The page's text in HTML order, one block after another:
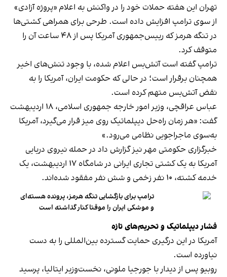
تهران این هفته حملات خود را در واکنش به اعلام «پروژه آزادی»
از سوی ترامپ افزایش داده است. طرحی برای همراهی کشتی‌ها
در تنگه هرمز که رییس‌جمهوری آمریکا پس از ۴۸ ساعت آن را
متوقف کرد.
ترامپ گفته است آتش‌بس اعلام شده، با وجود تنش‌های اخیر
همچنان برقرار است؛ در حالی که حکومت ایران، آمریکا را به
نقض آتش‌بس متهم کرده است.
عباس عراقچی، وزیر امور خارجه جمهوری اسلامی، ۱۸ اردیبهشت
گفت: «هر زمان راه‌حل دیپلماتیک روی میز قرار می‌گیرد، آمریکا
به‌سوی ماجراجویی نظامی می‌رود.»
خبرگزاری حکومتی مهر نیز گزارش داد در حمله نیروی دریایی
آمریکا به یک کشتی تجاری ایرانی در شامگاه ۱۷ اردیبهشت، یک
خدمه کشته، ۱۰ نفر زخمی و شش نفر مفقود شده‌اند.
ترامپ برای بازگشایی تنگه هرمز، پرونده هسته‌ای
و موشکی ایران را موقتا کنار گذاشته است
فشار دیپلماتیک و تحریم‌های تازه
آمریکا در این درگیری حمایت گسترده بین‌المللی را به دست
نیاورده است.
روبیو پس از دیدار با جورجیا ملونی، نخست‌وزیر ایتالیا، پرسید